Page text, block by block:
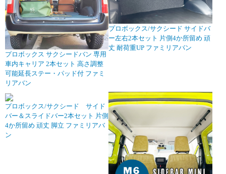
プロボックス サクシードバン 専用
車内キャリア 2本セット 高さ調整
可能延長ステー・パッド付 ファミ
リアバン
プロボックス/サクシード サイドバ
ー左右2本セット 片側4か所留め 頑
丈 耐荷重UP ファミリアバン
プロボックス/サクシード サイド
バー＆スライドバー2本セット 片側
4か所留め 頑丈 脚立 ファミリアバ
ン